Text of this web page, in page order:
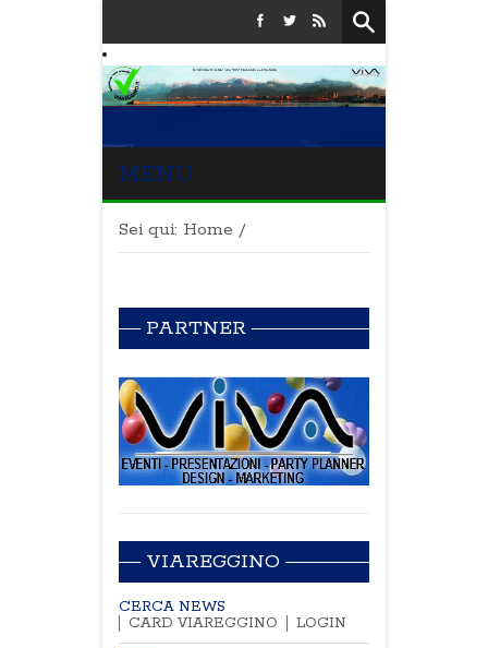
MENU
Sei qui: Home /
PARTNER
VIAREGGINO
CERCA NEWS
CARD VIAREGGINO
LOGIN